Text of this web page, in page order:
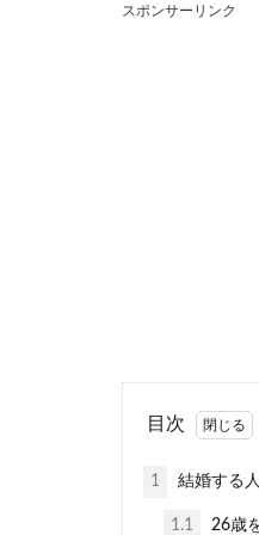
スポンサーリンク
目次
1 結婚する
1.1 26歳